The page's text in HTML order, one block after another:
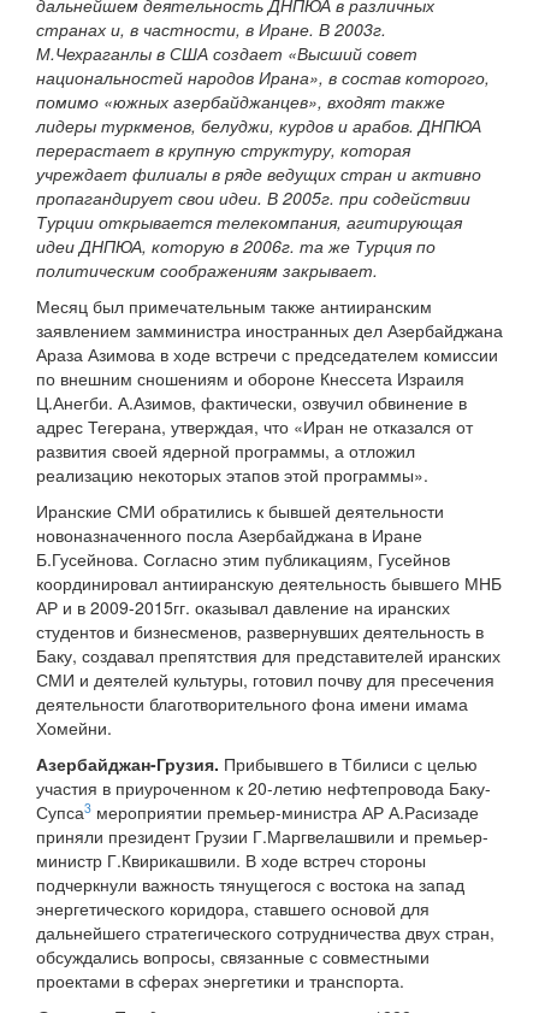
дальнейшем деятельность ДНПЮА в различных
странах и, в частности, в Иране. В 2003г.
М.Чехраганлы в США создает «Высший совет
национальностей народов Ирана», в состав которого,
помимо «южных азербайджанцев», входят также
лидеры туркменов, белуджи, курдов и арабов. ДНПЮА
перерастает в крупную структуру, которая
учреждает филиалы в ряде ведущих стран и активно
пропагандирует свои идеи. В 2005г. при содействии
Турции открывается телекомпания, агитирующая
идеи ДНПЮА, которую в 2006г. та же Турция по
политическим соображениям закрывает.
Месяц был примечательным также антииранским
заявлением замминистра иностранных дел Азербайджана
Араза Азимова в ходе встречи с председателем комиссии
по внешним сношениям и обороне Кнессета Израиля
Ц.Анегби. А.Азимов, фактически, озвучил обвинение в
адрес Тегерана, утверждая, что «Иран не отказался от
развития своей ядерной программы, а отложил
реализацию некоторых этапов этой программы».
Иранские СМИ обратились к бывшей деятельности
новоназначенного посла Азербайджана в Иране
Б.Гусейнова. Согласно этим публикациям, Гусейнов
координировал антииранскую деятельность бывшего МНБ
АР и в 2009-2015гг. оказывал давление на иранских
студентов и бизнесменов, развернувших деятельность в
Баку, создавал препятствия для представителей иранских
СМИ и деятелей культуры, готовил почву для пресечения
деятельности благотворительного фона имени имама
Хомейни.
Азербайджан-Грузия. Прибывшего в Тбилиси с целью
участия в приуроченном к 20-летию нефтепровода Баку-
Супса3 мероприятии премьер-министра АР А.Расизаде
приняли президент Грузии Г.Маргвелашвили и премьер-
министр Г.Квирикашвили. В ходе встреч стороны
подчеркнули важность тянущегося с востока на запад
энергетического коридора, ставшего основой для
дальнейшего стратегического сотрудничества двух стран,
обсуждались вопросы, связанные с совместными
проектами в сферах энергетики и транспорта.